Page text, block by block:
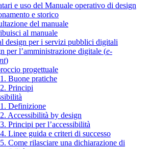
e uso del Manuale operativo di design
e storico
del manuale
al manuale
design per i servizi pubblici digitali
per l’amministrazione digitale (e-
)
progettuale
Buone pratiche
Principi
Definizione
Accessibilità by design
Principi per l’accessibilità
Linee guida e criteri di successo
Come rilasciare una dichiarazione di